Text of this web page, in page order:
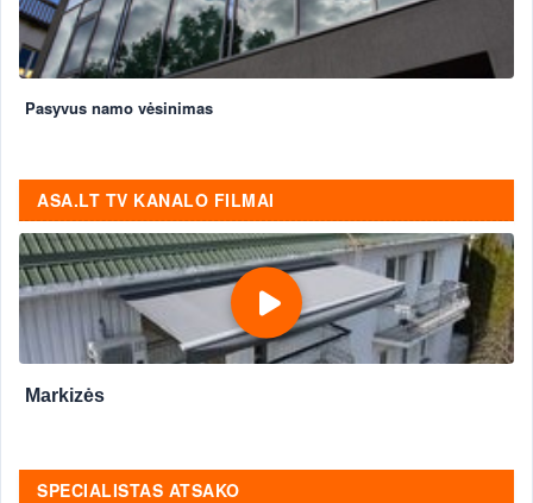
Pasyvus namo vėsinimas
ASA.LT TV KANALO FILMAI
Markizės
SPECIALISTAS ATSAKO